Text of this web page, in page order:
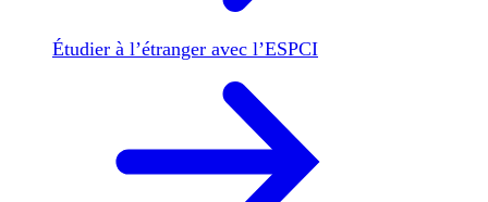
Étudier à l’étranger avec l’ESPCI